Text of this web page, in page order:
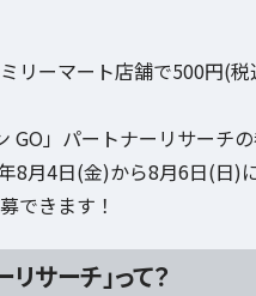
リーマート店舗で500円(
GO」パートナーリサーチ
8月4日(金)から8月6日(日
できます！
サーチ」って？